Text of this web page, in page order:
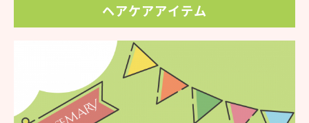
ヘアケアアイテム